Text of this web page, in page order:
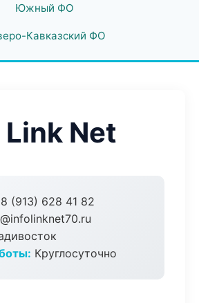
Южный ФО
Кавказский ФО
Net
8 (913) 628 41 82
Круглосуточно